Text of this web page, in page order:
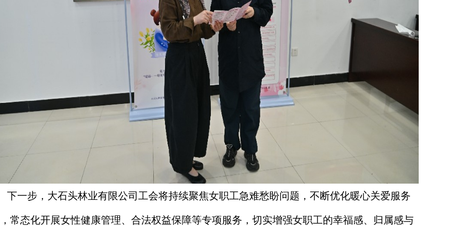
，大石头林业有限公司工会将持续聚焦女职工急难愁盼问题，不断优化暖心关爱服务
常态化开展女性健康管理、合法权益保障等专项服务，切实增强女职工的幸福感、归属感与